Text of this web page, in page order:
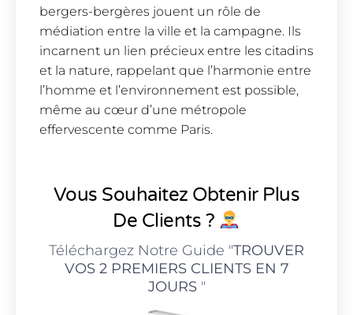
bergers-bergères jouent un rôle de
médiation entre la ville et la campagne. Ils
incarnent un lien précieux entre les citadins
et la nature, rappelant que l’harmonie entre
l’homme et l’environnement est possible,
même au cœur d’une métropole
effervescente comme Paris.
Vous Souhaitez Obtenir Plus
De Clients ?
Téléchargez Notre Guide "TROUVER
VOS 2 PREMIERS CLIENTS EN 7
JOURS"